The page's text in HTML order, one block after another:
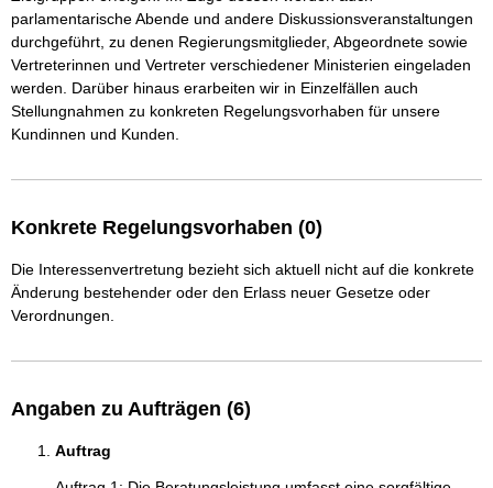
parlamentarische Abende und andere Diskussionsveranstaltungen
durchgeführt, zu denen Regierungsmitglieder, Abgeordnete sowie
Vertreterinnen und Vertreter verschiedener Ministerien eingeladen
werden. Darüber hinaus erarbeiten wir in Einzelfällen auch
Stellungnahmen zu konkreten Regelungsvorhaben für unsere
Konkrete Regelungsvorhaben (0)
Die Interessenvertretung bezieht sich aktuell nicht auf die konkrete
Änderung bestehender oder den Erlass neuer Gesetze oder
Verordnungen.
Angaben zu Aufträgen (6)
Auftrag